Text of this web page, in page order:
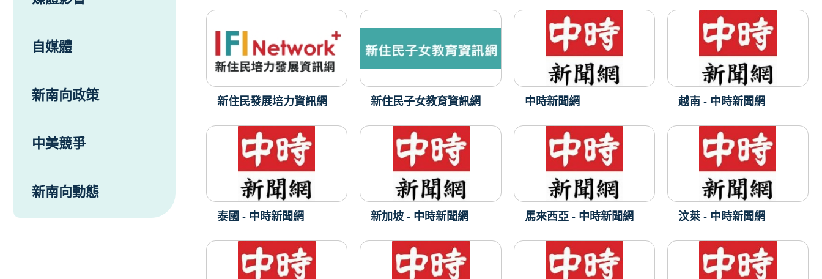
自媒體
新南向政策
中美競爭
新南向動態
新住民發展培力資訊網 新住民子女教育資訊網 中時新聞網 越南 - 中時新聞網
泰國 - 中時新聞網 新加坡 - 中時新聞網 馬來西亞 - 中時新聞網 汶萊 - 中時新聞網